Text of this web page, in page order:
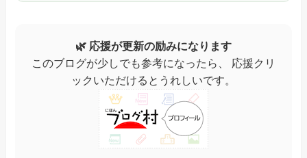
🌿 応援が更新の励みになります
このブログが少しでも参考になったら、 応援クリ
ックいただけるとうれしいです。